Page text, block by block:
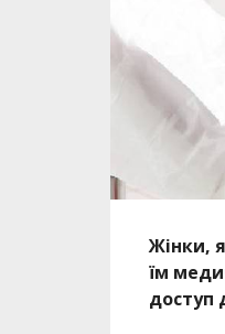
Жінки,
їм
доступ